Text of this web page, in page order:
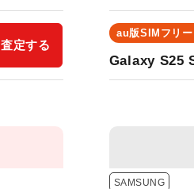
査定する
au版SIMフリー
Galaxy S25
SAMSUNG